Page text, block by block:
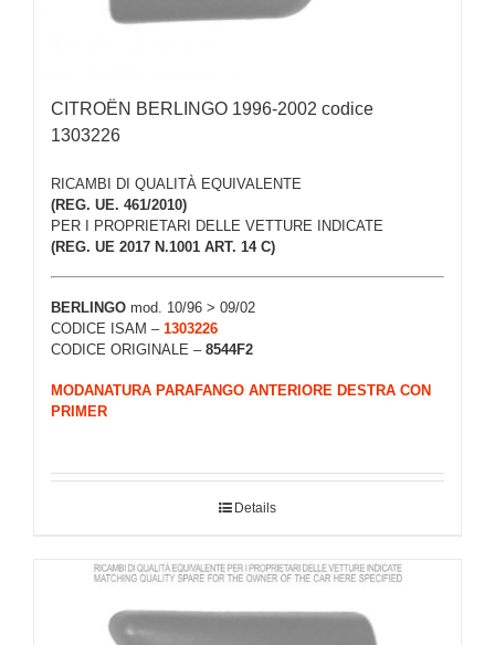
CITROËN BERLINGO 1996-2002 codice
1303226
RICAMBI DI QUALITÀ EQUIVALENTE
(REG. UE. 461/2010)
PER I PROPRIETARI DELLE VETTURE INDICATE
(REG. UE 2017 N.1001 ART. 14 C)
BERLINGO mod. 10/96 > 09/02
CODICE ISAM – 1303226
CODICE ORIGINALE – 8544F2
MODANATURA PARAFANGO ANTERIORE DESTRA CON
PRIMER
Details